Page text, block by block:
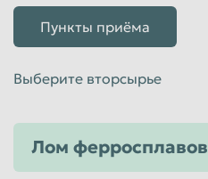
Томск
Тюмень
Пункты приёма
Выберите вторсырье
Лом ферросплавов